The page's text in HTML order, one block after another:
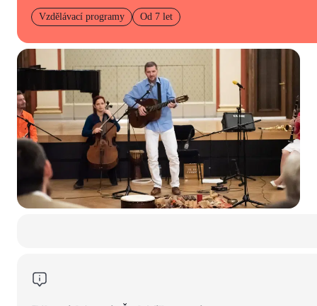
Vzdělávací programy Od 7 let